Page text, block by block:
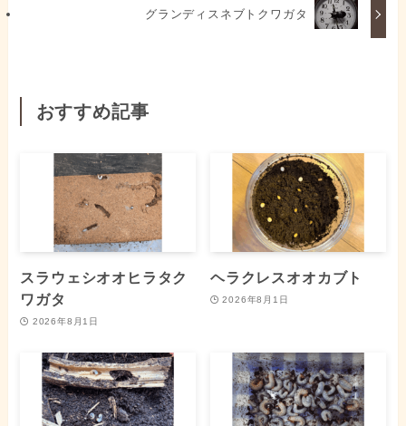
グランディスネブトクワガタ
おすすめ記事
スラウェシオオヒラタク
ワガタ
2026年8月1日
ヘラクレスオオカブト
2026年8月1日